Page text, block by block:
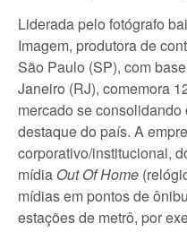
Liderada pelo fotógrafo
Imagem, produtora de
São Paulo (SP), com
Janeiro (RJ), comemora
mercado se
destaque do país. A
corporativo/institucional,
mídia Out Of Home
mídias em pontos de
estações de metrô, por